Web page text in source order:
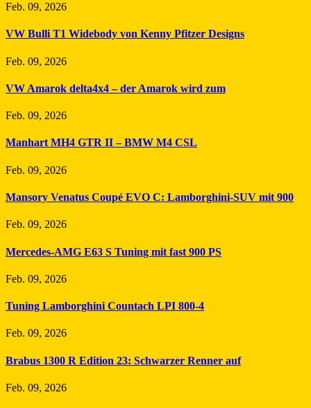
Feb. 09, 2026
VW Bulli T1 Widebody von Kenny Pfitzer Designs
Feb. 09, 2026
VW Amarok delta4x4 – der Amarok wird zum
Feb. 09, 2026
Manhart MH4 GTR II – BMW M4 CSL
Feb. 09, 2026
Mansory Venatus Coupé EVO C: Lamborghini-SUV mit 900
Feb. 09, 2026
Mercedes-AMG E63 S Tuning mit fast 900 PS
Feb. 09, 2026
Tuning Lamborghini Countach LPI 800-4
Feb. 09, 2026
Brabus 1300 R Edition 23: Schwarzer Renner auf
Feb. 09, 2026